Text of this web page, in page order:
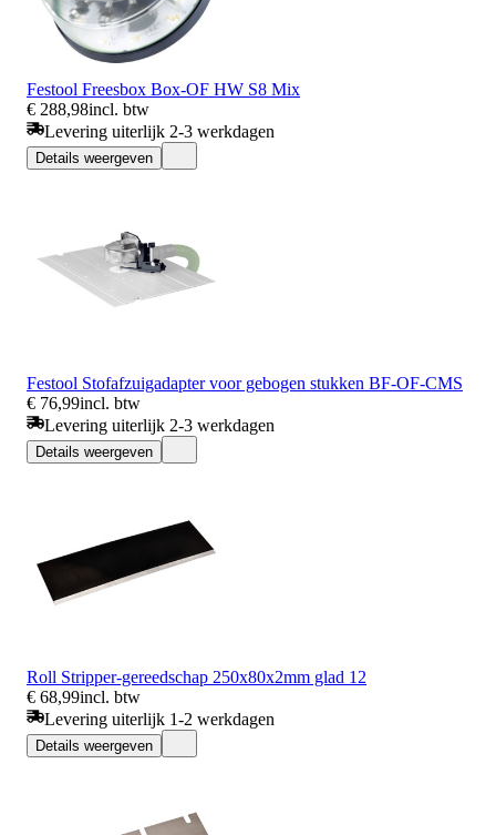
Festool Freesbox Box-OF HW S8 Mix
€ 288,98incl. btw
Levering uiterlijk 2-3 werkdagen
Details weergeven
Festool Stofafzuigadapter voor gebogen stukken BF-OF-CMS
€ 76,99incl. btw
Levering uiterlijk 2-3 werkdagen
Details weergeven
Roll Stripper-gereedschap 250x80x2mm glad 12
€ 68,99incl. btw
Levering uiterlijk 1-2 werkdagen
Details weergeven